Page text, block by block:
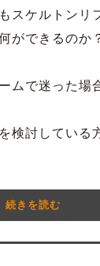
スケルトンリ
ができるの
ムで迷った場
検討している
続きを読む